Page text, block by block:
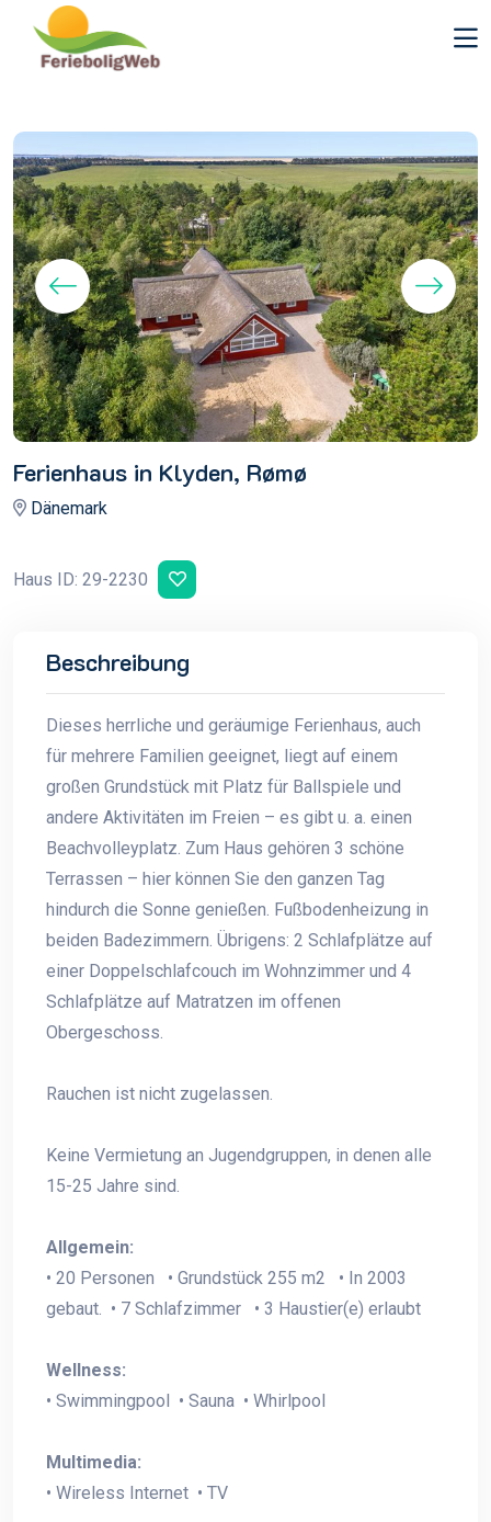
Ferienhaus in Klyden, Rømø
Dänemark
Haus ID: 29-2230
Beschreibung
Dieses herrliche und geräumige Ferienhaus, auch
für mehrere Familien geeignet, liegt auf einem
großen Grundstück mit Platz für Ballspiele und
andere Aktivitäten im Freien – es gibt u. a. einen
Beachvolleyplatz. Zum Haus gehören 3 schöne
Terrassen – hier können Sie den ganzen Tag
hindurch die Sonne genießen. Fußbodenheizung in
beiden Badezimmern. Übrigens: 2 Schlafplätze auf
einer Doppelschlafcouch im Wohnzimmer und 4
Schlafplätze auf Matratzen im offenen
Obergeschoss.
Rauchen ist nicht zugelassen.
Keine Vermietung an Jugendgruppen, in denen alle
15-25 Jahre sind.
Allgemein:
• 20 Personen • Grundstück 255 m2 • In 2003
gebaut. • 7 Schlafzimmer • 3 Haustier(e) erlaubt
Wellness:
• Swimmingpool • Sauna • Whirlpool
Multimedia:
• Wireless Internet • TV